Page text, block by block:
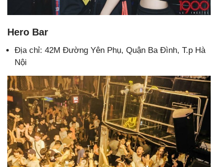
Hero Bar
Địa chỉ: 42M Đường Yên Phụ, Quận Ba Đình, T.p Hà
Nội